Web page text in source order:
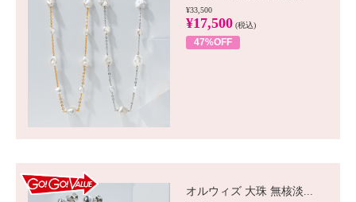
¥33,500
¥17,500 (税込)
47%OFF
オルウィズ 大珠 無核淡...